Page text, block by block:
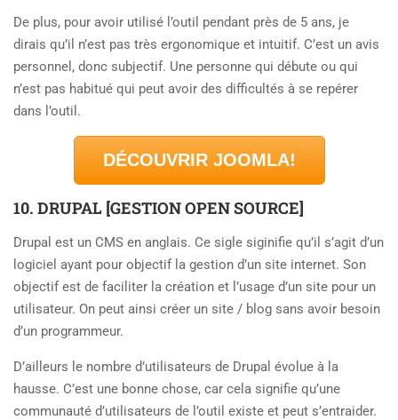
De plus, pour avoir utilisé l’outil pendant près de 5 ans, je
dirais qu’il n’est pas très ergonomique et intuitif. C’est un avis
personnel, donc subjectif. Une personne qui débute ou qui
n’est pas habitué qui peut avoir des difficultés à se repérer
dans l’outil.
DÉCOUVRIR JOOMLA!
10. DRUPAL [GESTION OPEN SOURCE]
Drupal est un CMS en anglais. Ce sigle siginifie qu’il s’agit d’un
logiciel ayant pour objectif la gestion d’un site internet. Son
objectif est de faciliter la création et l’usage d’un site pour un
utilisateur. On peut ainsi créer un site / blog sans avoir besoin
d’un programmeur.
D’ailleurs le nombre d’utilisateurs de Drupal évolue à la
hausse. C’est une bonne chose, car cela signifie qu’une
communauté d’utilisateurs de l’outil existe et peut s’entraider.